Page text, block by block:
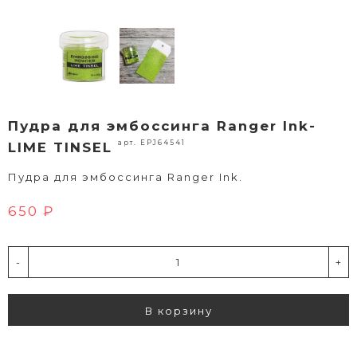
Пудра для эмбоссинга Ranger Ink-
LIME TINSEL
арт. EPJ64541
Пудра для эмбоссинга Ranger Ink.
650 ₽
- +
В корзину